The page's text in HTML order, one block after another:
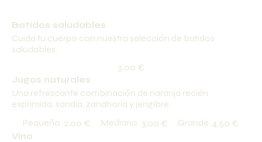
Batidos saludables
Cuida tu cuerpo con nuestra selección de batidos
saludables.
3,00 €
Jugos naturales
Una refrescante combinación de naranja recién
exprimida, sandía, zanahoria y jengibre
Pequeño 2,00 € Mediano 3,00 € Grande 4,50 €
Vino